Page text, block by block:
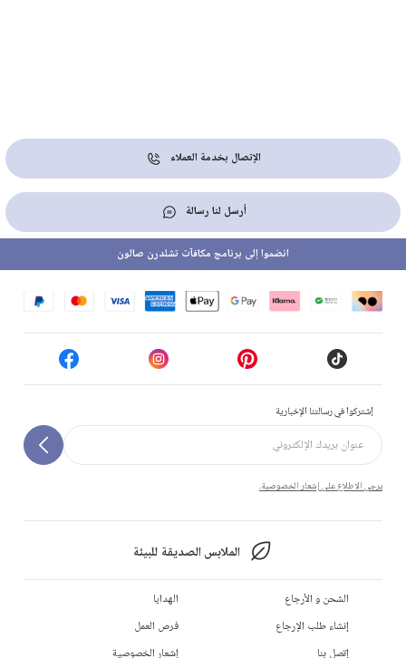
الإتصال بخدمة العملاء
أرسل لنا رسالة
إشتركوا في رسالتنا الإخبارية
يرجى الاطلاع على إشعار الخصوصية.
الملابس الصديقة للبيئة
انضموا إلى برنامج مكافآت تشلدرن صالون
الشحن و الأرجاع
إنشاء طلب الإرجاع
إتصل بنا
الهدايا
فرص العمل
إشعار الخصوصية